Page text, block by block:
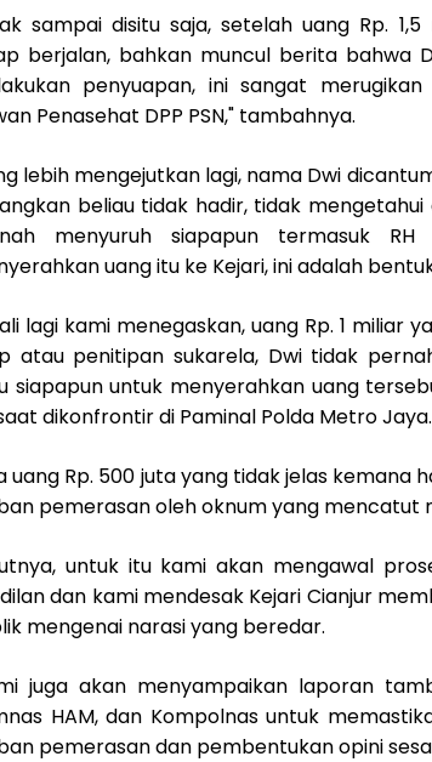
sampai disitu saja, setelah uang Rp.
berjalan, bahkan muncul berita bahwa
penyuapan, ini sangat
Penasehat DPP PSN," tambahnya.
lebih mengejutkan lagi, nama Dwi
beliau tidak hadir, tidak
menyuruh siapapun termasuk
uang itu ke Kejari, ini adalah
lagi kami menegaskan, uang Rp. 1 miliar
atau penitipan sukarela, Dwi tidak
siapapun untuk menyerahkan uang
dikonfrontir di Paminal Polda Metro Jaya.
uang Rp. 500 juta yang tidak jelas kemana
pemerasan oleh oknum yang mencatut
untuk itu kami akan mengawal
dan kami mendesak Kejari Cianjur
mengenai narasi yang beredar.
juga akan menyampaikan laporan
HAM, dan Kompolnas untuk
pemerasan dan pembentukan opini